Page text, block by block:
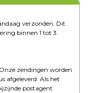
verzonden. Dit
binnen 1 tot 3
zendingen worden
afgeleverd. Als het
postagent